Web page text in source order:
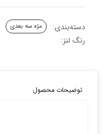
دسته‌بندی: مژه سه بعدی
رنگ لنز:
توضیحات محصول